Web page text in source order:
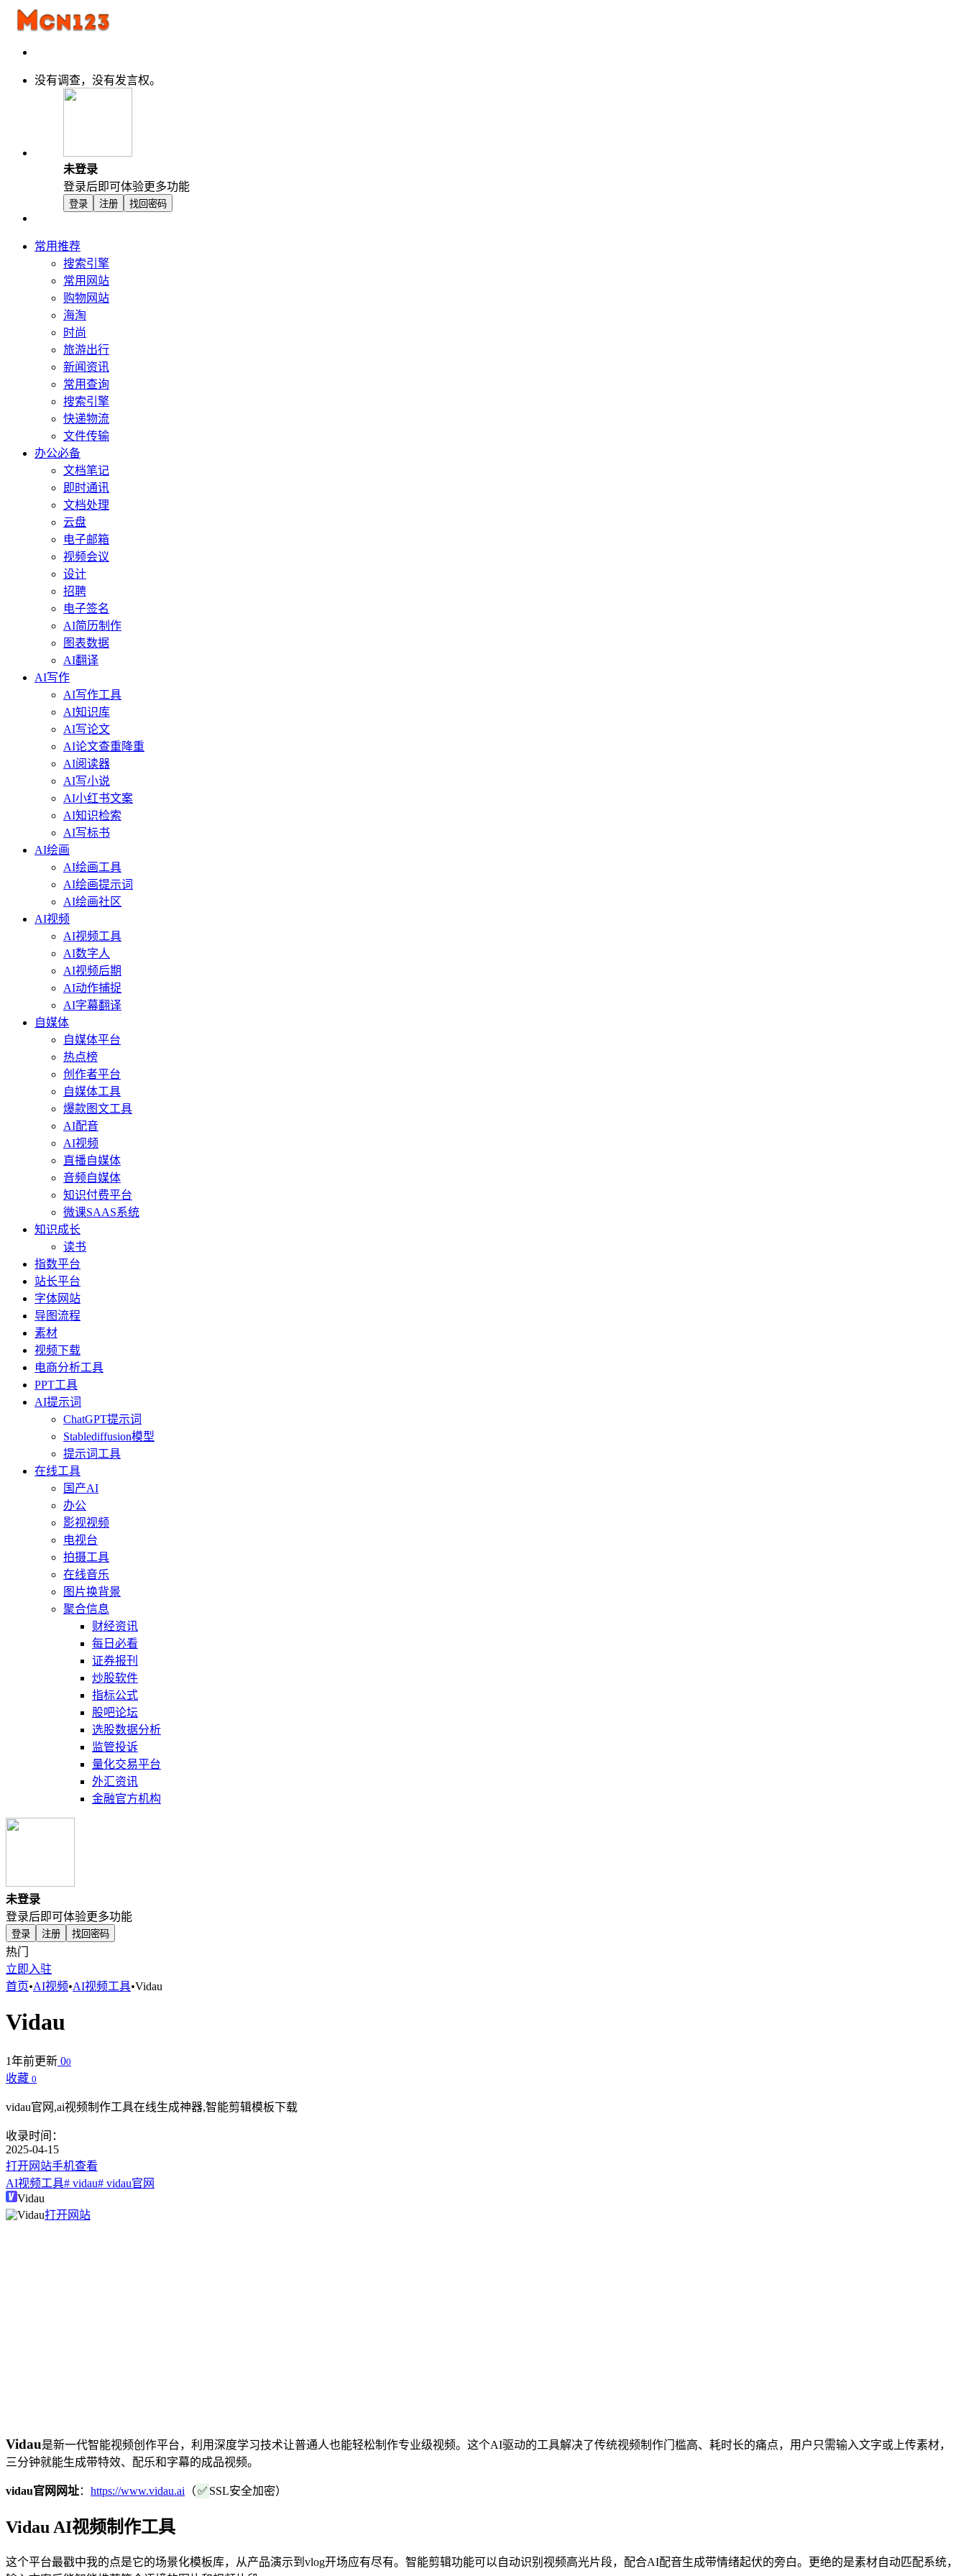
没有调查，没有发言权。
未登录
登录后即可体验更多功能
登录 注册 找回密码
常用推荐
搜索引擎
常用网站
购物网站
海淘
时尚
旅游出行
新闻资讯
常用查询
搜索引擎
快递物流
文件传输
办公必备
文档笔记
即时通讯
文档处理
云盘
电子邮箱
视频会议
设计
招聘
电子签名
AI简历制作
图表数据
AI翻译
AI写作
AI写作工具
AI知识库
AI写论文
AI论文查重降重
AI阅读器
AI写小说
AI小红书文案
AI知识检索
AI写标书
AI绘画
AI绘画工具
AI绘画提示词
AI绘画社区
AI视频
AI视频工具
AI数字人
AI视频后期
AI动作捕捉
AI字幕翻译
自媒体
自媒体平台
热点榜
创作者平台
自媒体工具
爆款图文工具
AI配音
AI视频
直播自媒体
音频自媒体
知识付费平台
微课SAAS系统
知识成长
读书
指数平台
站长平台
字体网站
导图流程
素材
视频下载
电商分析工具
PPT工具
AI提示词
ChatGPT提示词
Stablediffusion模型
提示词工具
在线工具
国产AI
办公
影视视频
电视台
拍摄工具
在线音乐
图片换背景
聚合信息
财经资讯
每日必看
证券报刊
炒股软件
指标公式
股吧论坛
选股数据分析
监管投诉
量化交易平台
外汇资讯
金融官方机构
未登录
登录后即可体验更多功能
登录 注册 找回密码
热门
立即入驻
首页•AI视频•AI视频工具•Vidau
Vidau
1年前更新 00
收藏 0
vidau官网,ai视频制作工具在线生成神器,智能剪辑模板下载
收录时间：
2025-04-15
打开网站手机查看
AI视频工具# vidau# vidau官网
Vidau
打开网站
Vidau是新一代智能视频创作平台，利用深度学习技术让普通人也能轻松制作专业级视频。这个AI驱动的工具解决了传统视频制作门槛高、耗时长的痛点，用户只需输入文字或上传素材，
三分钟就能生成带特效、配乐和字幕的成品视频。
vidau官网网址： https://www.vidau.ai （✅ SSL安全加密）
Vidau AI视频制作工具
这个平台最戳中我的点是它的场景化模板库，从产品演示到vlog开场应有尽有。智能剪辑功能可以自动识别视频高光片段，配合AI配音生成带情绪起伏的旁白。更绝的是素材自动匹配系统，